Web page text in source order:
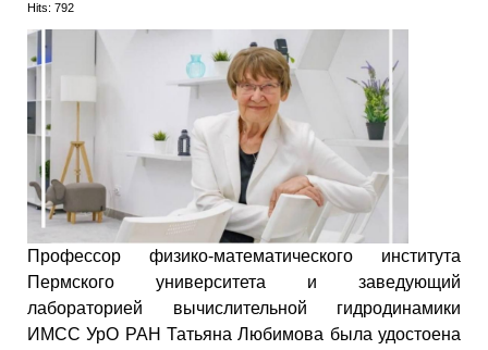
Hits: 792
Профессор физико-математического института
Пермского университета и заведующий
лабораторией вычислительной гидродинамики
ИМСС УрО РАН Татьяна Любимова была удостоена